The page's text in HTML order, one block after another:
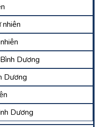
Dương
Dương
Dương